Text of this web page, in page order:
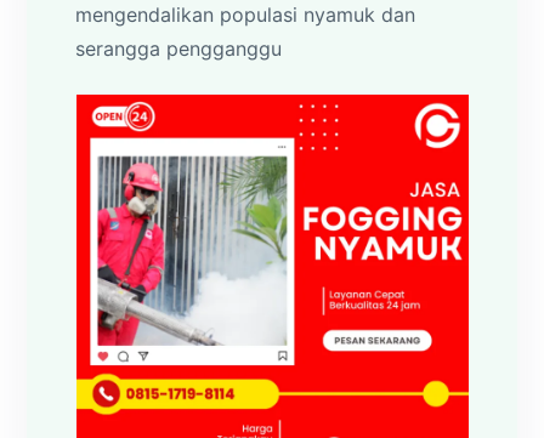
mengendalikan populasi nyamuk dan
serangga pengganggu